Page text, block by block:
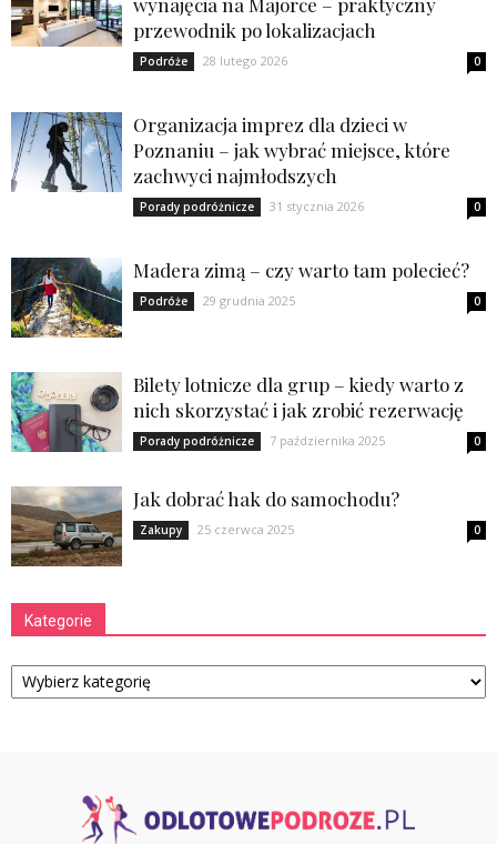
przewodnik po lokalizacjach
Podróże 28 lutego 2026 0
Organizacja imprez dla dzieci w
Poznaniu – jak wybrać miejsce, które
zachwyci najmłodszych
Porady podróżnicze 31 stycznia 2026 0
Madera zimą – czy warto tam polecieć?
Podróże 29 grudnia 2025 0
Bilety lotnicze dla grup – kiedy warto z
nich skorzystać i jak zrobić rezerwację
Porady podróżnicze 7 października 2025 0
Jak dobrać hak do samochodu?
Zakupy 25 czerwca 2025 0
Kategorie
Kategorie